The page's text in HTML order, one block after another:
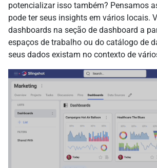
potencializar isso também? Pensamos
pode ter seus insights em vários locais.
dashboards na seção de dashboard a
espaços de trabalho ou do catálogo de
seus dados existam no contexto de